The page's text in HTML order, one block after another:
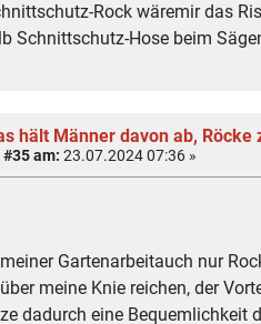
Rock wäremir das
Schnittschutz-Hose beim
hält Männer davon ab, Röcke
am: 23.07.2024 07:36 »
Gartenarbeitauch nur
meine Knie reichen, der
dadurch eine Bequemlichkeit